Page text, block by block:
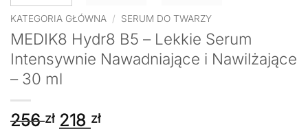
KATEGORIA GŁÓWNA / SERUM DO TWARZY
MEDIK8 Hydr8 B5 – Lekkie Serum
Intensywnie Nawadniające i Nawilżające
– 30 ml
256zł Pierwotna
218 złAktualna